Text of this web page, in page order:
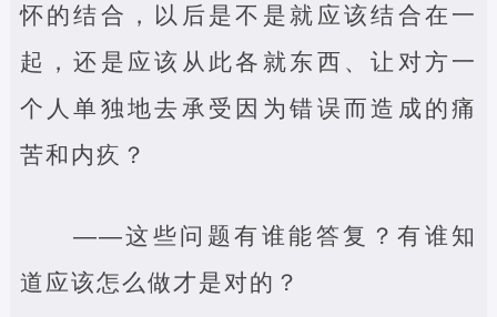
怀的结合，以后是不是就应该结合在一
起，还是应该从此各就东西、让对方一
个人单独地去承受因为错误而造成的痛
苦和内疚？
——这些问题有谁能答复？有谁知
道应该怎么做才是对的？